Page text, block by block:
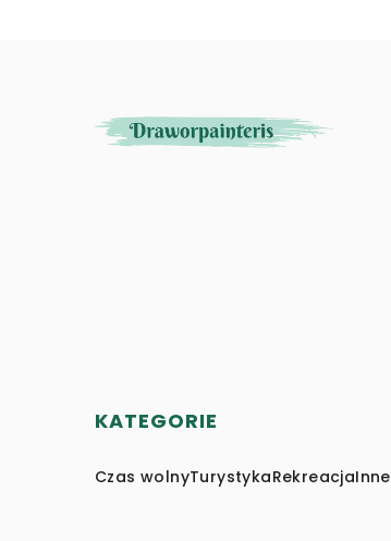
KATEGORIE
Czas wolnyTurystykaRekreacjaInne